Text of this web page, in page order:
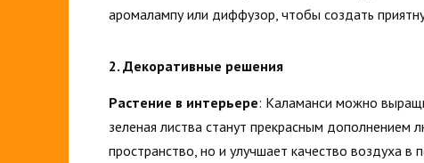
аромалампу или диффузор, чтобы создать
2. Декоративные решения
Растение в интерьере: Каламанси можно
зеленая листва станут прекрасным дополнением
пространство, но и улучшает качество воздуха в